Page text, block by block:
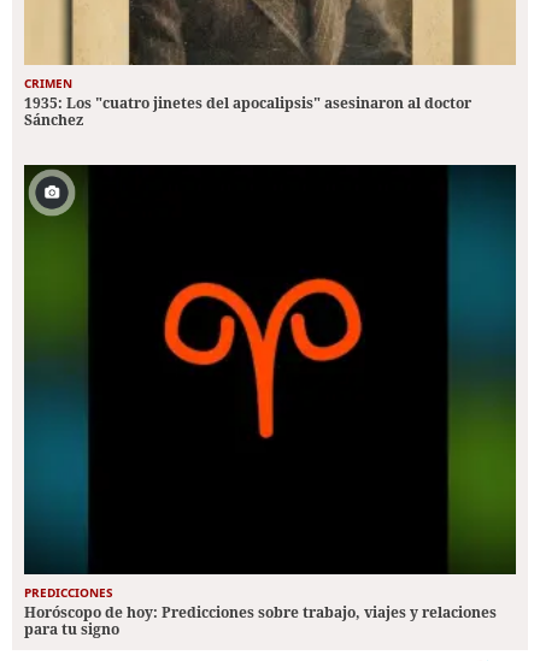
CRIMEN
1935: Los "cuatro jinetes del apocalipsis" asesinaron al doctor
Sánchez
PREDICCIONES
Horóscopo de hoy: Predicciones sobre trabajo, viajes y relaciones
para tu signo